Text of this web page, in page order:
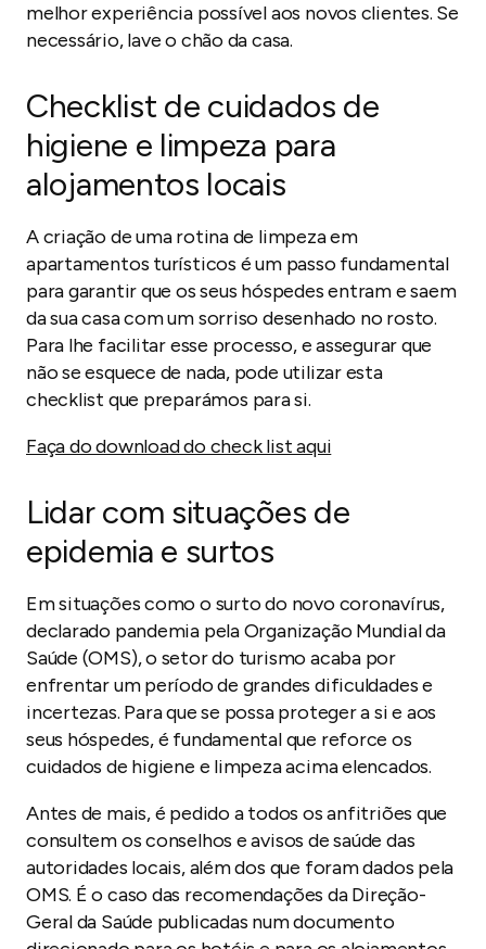
melhor experiência possível aos novos clientes. Se
necessário, lave o chão da casa.
Checklistde cuidados de
higiene e limpeza para
alojamentos locais
A criação de uma rotina de limpeza em
apartamentos turísticos é um passo fundamental
para garantir que os seus hóspedes entram e saem
da sua casa com um sorriso desenhado no rosto.
Para lhe facilitar esse processo, e assegurar que
não se esquece de nada, pode utilizar esta
checklist que preparámos para si.
Faça do download do check list aqui
Lidar com situações de
epidemia e surtos
Em situações como o surto do novo coronavírus,
declarado pandemia pela Organização Mundial da
Saúde (OMS), o setor do turismo acaba por
enfrentar um período de grandes dificuldades e
incertezas. Para que se possa proteger a si e aos
seus hóspedes, é fundamental que reforce os
cuidados de higiene e limpeza acima elencados.
Antes de mais, é pedido a todos os anfitriões que
consultem os conselhos e avisos de saúde das
autoridades locais, além dos que foram dados pela
OMS. É o caso das recomendações da Direção-
Geral da Saúde publicadas num documento